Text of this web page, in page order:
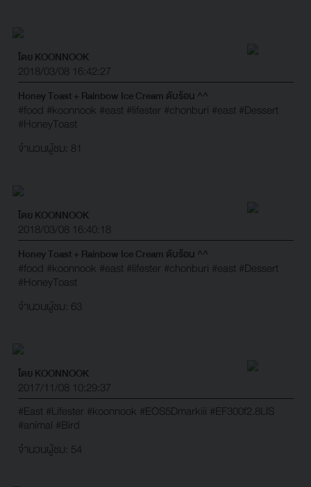
โดย KOONNOOK
2018/03/08 16:42:27
Honey Toast + Rainbow Ice Cream ดับร้อน ^^
#food #koonnook #east #lifester #chonburi #east #Dessert
#HoneyToast
จำนวนผู้ชม: 81
โดย KOONNOOK
2018/03/08 16:40:18
Honey Toast + Rainbow Ice Cream ดับร้อน ^^
#food #koonnook #east #lifester #chonburi #east #Dessert
#HoneyToast
จำนวนผู้ชม: 63
โดย KOONNOOK
2017/11/08 10:29:37
#East #Lifester #koonnook #EOS5Dmarkiii #EF300f2.8LIS
#animal #Bird
จำนวนผู้ชม: 54